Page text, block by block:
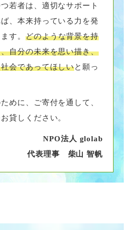
若者は、適切なサポート
、本来持っている力を発
す。 どのような背景を持
自分の未来を思い描き、
会であってほしいと願っ
めに、ご寄付を通して、
貸しください。
NPO法人 glolab
代表理事 柴山 智帆